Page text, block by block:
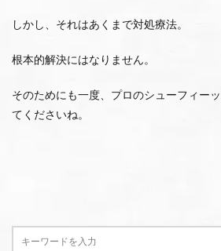
しかし、それはあくまで対処療法。
根本的解決にはなりません。
そのためにも一度、プロのシューフィー
てくださいね。